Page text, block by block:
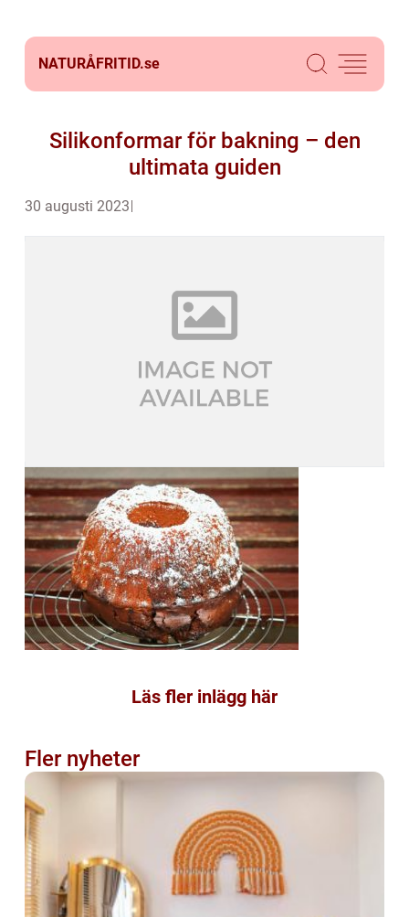
NATURÅFRITID.se
Silikonformar för bakning – den
ultimata guiden
30 augusti 2023
Läs fler inlägg här
Fler nyheter